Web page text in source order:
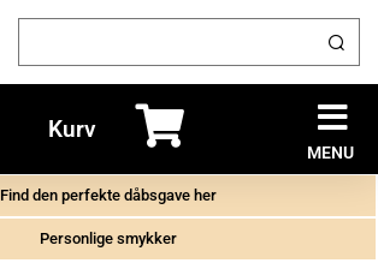
Kurv
MENU
Find den perfekte dåbsgave her
Personlige smykker